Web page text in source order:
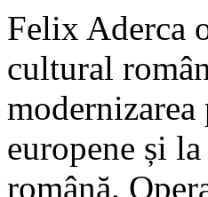
Felix Aderca
cultural
europene și
română.